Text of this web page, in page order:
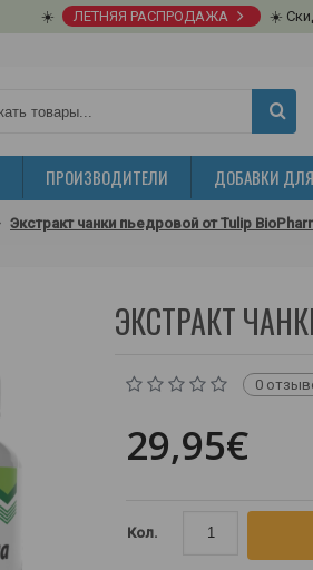
☀️ ЛЕТНЯЯ РАСПРОДАЖА ☀️
ПРОИЗВОДИТЕЛИ ДОБАВКИ
Экстракт чанки пьедровой от Tulip
ЭКСТРАКТ
0
29,95€
Кол.